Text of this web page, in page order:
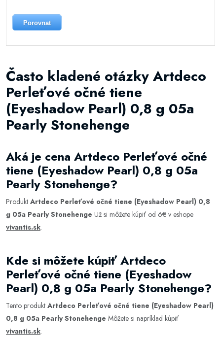
Porovnat
Často kladené otázky Artdeco
Perleťové očné tiene
(Eyeshadow Pearl) 0,8 g 05a
Pearly Stonehenge
Aká je cena Artdeco Perleťové očné
tiene (Eyeshadow Pearl) 0,8 g 05a
Pearly Stonehenge?
Produkt Artdeco Perleťové očné tiene (Eyeshadow Pearl) 0,8
g 05a Pearly Stonehenge Už si môžete kúpiť od 6€ v eshope
vivantis.sk.
Kde si môžete kúpiť Artdeco
Perleťové očné tiene (Eyeshadow
Pearl) 0,8 g 05a Pearly Stonehenge?
Tento produkt Artdeco Perleťové očné tiene (Eyeshadow Pearl)
0,8 g 05a Pearly Stonehenge Môžete si napríklad kúpiť
vivantis.sk.